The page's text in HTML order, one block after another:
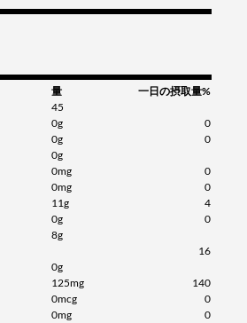
量
一日の摂取量%
45
0g
0
0g
0
0g
0mg
0
0mg
0
11g
4
0g
0
8g
16
0g
125mg
140
0mcg
0
0mg
0